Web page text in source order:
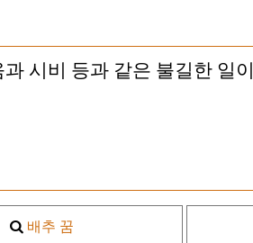
시비 등과 같은 불길한 일
배추 꿈